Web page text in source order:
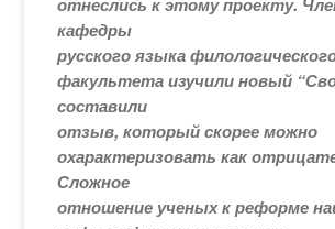
кафедры
русского языка
факультета изучили новый
составили
отзыв, который скорее можно
охарактеризовать как
Сложное
отношение ученых к реформе